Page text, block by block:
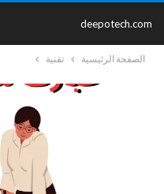
deepotech.com
الصفحة الرئيسية تقنية